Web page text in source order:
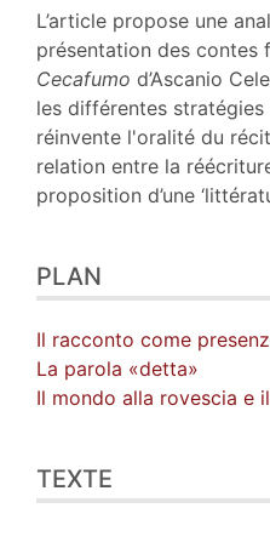
Bibliographie
Notes
Citer cet article
Auteur
L’article propose une
présentation des contes
Cecafumo d’Ascanio
les différentes
réinvente l'oralité du
relation entre la
proposition d’une
PLAN
Il racconto come
La parola «detta»
Il mondo alla rovescia e
TEXTE